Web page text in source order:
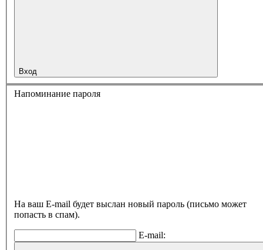
Вход
Напоминание пароля
На ваш E-mail будет выслан новый пароль (письмо может
попасть в спам).
E-mail: